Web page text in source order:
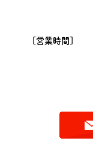
[営業時間]